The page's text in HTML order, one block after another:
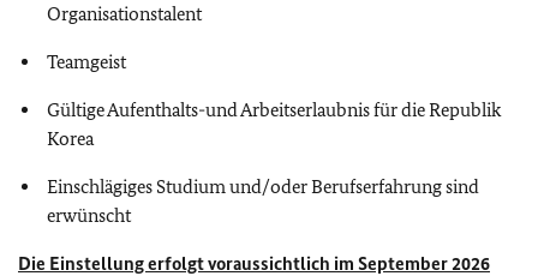
Organisationstalent
Teamgeist
Gültige Aufenthalts-und Arbeitserlaubnis für die Republik
Korea
Einschlägiges Studium und/oder Berufserfahrung sind
erwünscht
Die Einstellung erfolgt voraussichtlich im September 2026